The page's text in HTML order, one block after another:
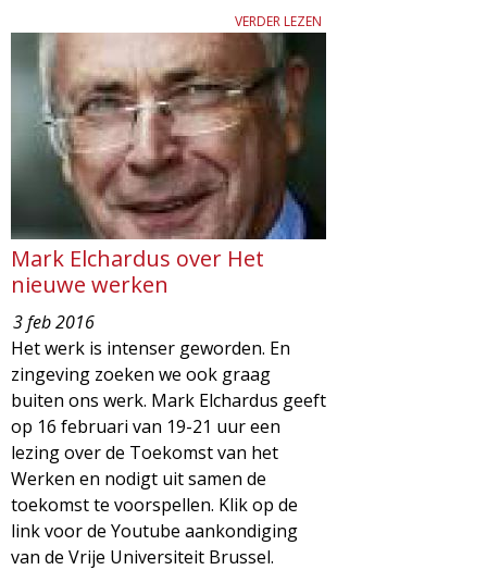
a
z
i
n
e
VERDER LEZEN
Mark Elchardus over Het
nieuwe werken
3 feb 2016
Het werk is intenser geworden. En
zingeving zoeken we ook graag
buiten ons werk. Mark Elchardus geeft
op 16 februari van 19-21 uur een
lezing over de Toekomst van het
Werken en nodigt uit samen de
toekomst te voorspellen. Klik op de
link voor de Youtube aankondiging
van de Vrije Universiteit Brussel.